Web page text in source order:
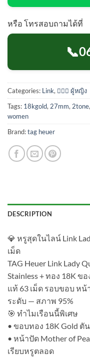
หรือ โทรสอบถามได้ที่
📞
Categories: Link, 💁🏻‍♀️ ผู้หญิง
Tags: 18kgold, 27mm, 2tone,
women
Brand:tag heuer
DESCRIPTION
💎 หรูสุดในไลน์ Link
เม็ด
TAG Heuer Link Lady
Stainless + ทอง 18K ข
แท้ 63 เม็ด รอบขอบ หน้
ระดับ — สภาพ 95%
🎯 ทำไมเรือนนี้พิเศษ
• ขอบทอง 18K Gold ตั
• หน้าปัด Mother of
เรียบหรูตลอด